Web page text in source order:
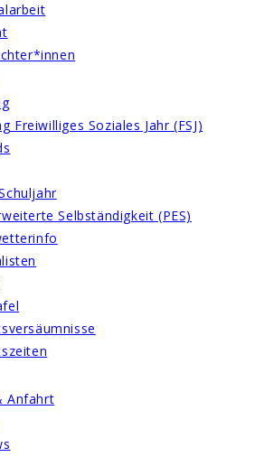
Freiwilliges Soziales Jahr (FSJ)
Selbständigkeit (PES)
Anfahrt